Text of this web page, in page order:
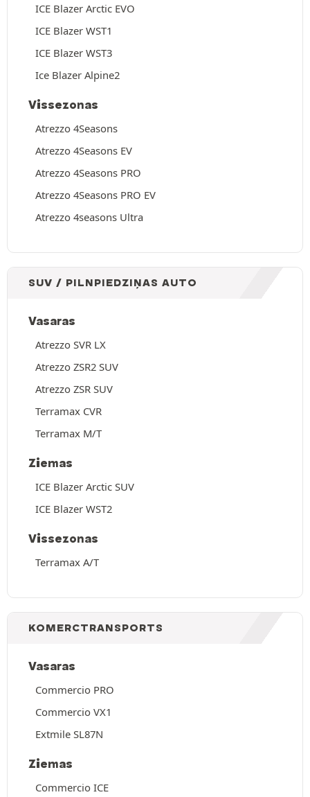
ICE Blazer Arctic EVO
ICE Blazer WST1
ICE Blazer WST3
Ice Blazer Alpine2
Vissezonas
Atrezzo 4Seasons
Atrezzo 4Seasons EV
Atrezzo 4Seasons PRO
Atrezzo 4Seasons PRO EV
Atrezzo 4seasons Ultra
SUV / PILNPIEDZIŅAS AUTO
Vasaras
Atrezzo SVR LX
Atrezzo ZSR2 SUV
Atrezzo ZSR SUV
Terramax CVR
Terramax M/T
Ziemas
ICE Blazer Arctic SUV
ICE Blazer WST2
Vissezonas
Terramax A/T
KOMERCTRANSPORTS
Vasaras
Commercio PRO
Commercio VX1
Extmile SL87N
Ziemas
Commercio ICE